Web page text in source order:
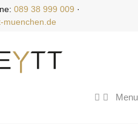
089 38 999 009 ·
muenchen.de
Menu